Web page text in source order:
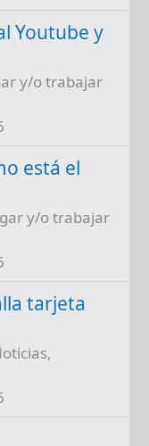
Youtube y
y/o trabajar
está el
y/o trabajar
tarjeta